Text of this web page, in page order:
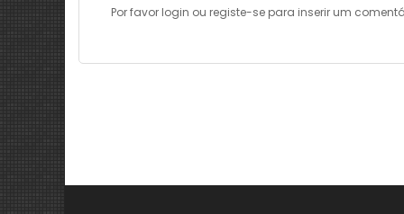
Por favor login ou registe-se para inserir um